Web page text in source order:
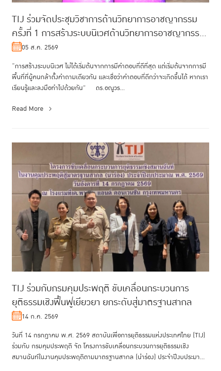
TIJ ร่วมจัดประชุมวิชาการด้านวิทยาการอาชญากรรม
ครั้งที่ 1 การสร้างระบบนิเวศด้านวิทยาการอาชญากรรม
และนวัตกรรมกระบวนการยุติ...
05 ส.ค. 2569
“การสร้างระบบนิเวศ ไม่ได้เริ่มต้นจากการมีคำตอบที่ดีที่สุด แต่เริ่มต้นจากการมี
พื้นที่ที่ผู้คนกล้าตั้งคำถามเดียวกัน และเชื่อว่าคำตอบที่ดีกว่าจะเกิดขึ้นได้ หากเรา
เรียนรู้และลงมือทำไปด้วยกัน” ดร.อณูวร...
Read More
TIJ ร่วมกับกรมคุมประพฤติ ขับเคลื่อนกระบวนการ
ยุติธรรมเชิงฟื้นฟูเยียวยา ยกระดับสู่มาตรฐานสากล
14 ก.ค. 2569
วันที่ 14 กรกฎาคม พ.ศ. 2569 สถาบันเพื่อการยุติธรรมแห่งประเทศไทย (TIJ)
ร่วมกับ กรมคุมประพฤติ จัด โครงการขับเคลื่อนกระบวนการยุติธรรมเชิง
สมานฉันท์ในงานคุมประพฤติตามมาตรฐานสากล (นำร่อง) ประจำปีงบประมาณ